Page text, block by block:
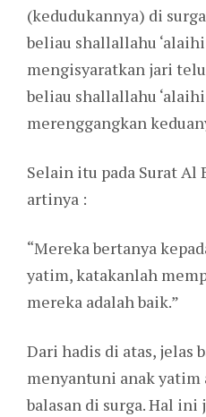
(kedudukannya) di
beliau shallallahu
mengisyaratkan jari
beliau shallallahu
merenggangkan
Selain itu pada Surat Al
artinya :
“Mereka bertanya
yatim, katakanlah
mereka adalah baik.”
Dari hadis di atas, jelas
menyantuni anak yatim
balasan di surga. Hal ini